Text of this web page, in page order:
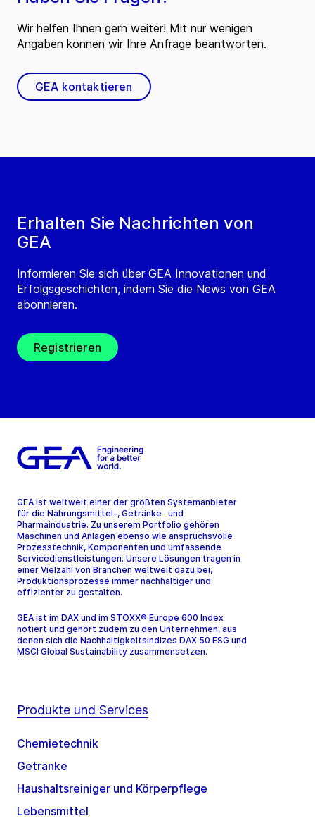
Erhalten Sie Nachrichten von
GEA
Informieren Sie sich über GEA Innovationen und
Erfolgsgeschichten, indem Sie die News von GEA
abonnieren.
Registrieren
Wir helfen Ihnen gern weiter! Mit nur wenigen
Angaben können wir Ihre Anfrage beantworten.
GEA kontaktieren
GEA ist weltweit einer der größten Systemanbieter
für die Nahrungsmittel-, Getränke- und
Pharmaindustrie. Zu unserem Portfolio gehören
Maschinen und Anlagen ebenso wie anspruchsvolle
Prozesstechnik, Komponenten und umfassende
Servicedienstleistungen. Unsere Lösungen tragen in
einer Vielzahl von Branchen weltweit dazu bei,
Produktionsprozesse immer nachhaltiger und
effizienter zu gestalten.
GEA ist im DAX und im STOXX® Europe 600 Index
notiert und gehört zudem zu den Unternehmen, aus
denen sich die Nachhaltigkeitsindizes DAX 50 ESG und
MSCI Global Sustainability zusammensetzen.
Produkte und Services
Chemietechnik
Getränke
Haushaltsreiniger und Körperpflege
Lebensmittel